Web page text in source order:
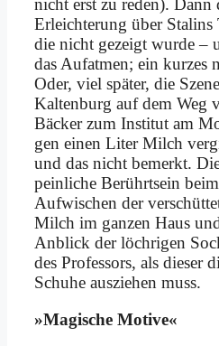
nicht erst zu re­den). Dann
Er­leich­te­rung über Sta­lins
die nicht ge­zeigt wur­de –
das Auf­at­men; ein kur­zes
Oder, viel spä­ter, die
Kal­ten­burg auf dem Weg
Bäcker zum In­sti­tut am
gen ei­nen Li­ter Milch
und das nicht be­merkt.
pein­li­che Be­rührtsein beim
Auf­wi­schen der
Milch im gan­zen Haus
An­blick der löch­ri­gen
des Pro­fes­sors, als die­ser
Schu­he aus­zie­hen muss.
»Ma­gi­sche Mo­ti­ve«